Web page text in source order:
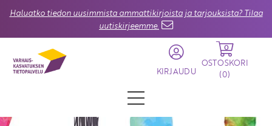
Haluatko tiedon uusimmista ammattikirjoista ja tarjouksista? Tilaa
uutiskirjeemme.
KIRJAUDU
0
OSTOSKORI
(0)